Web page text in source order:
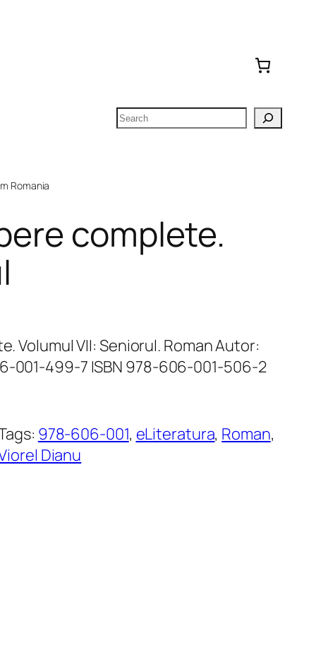
Search
Romania
complete.
Volumul VII: Seniorul. Roman Autor:
001-499-7 ISBN 978-606-001-506-2
978-606-001, eLiteratura, Roman
Dianu